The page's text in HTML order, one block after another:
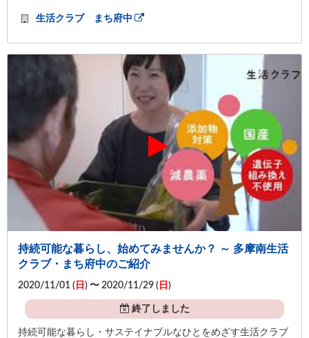
生活クラブ まち府中
持続可能な暮らし、始めてみませんか？ ～ 多摩南生活
クラブ・まち府中のご紹介
2020/11/01 ( 日 ) 〜 2020/11/29 ( 日 )
終了しました
持続可能な暮らし・サステイナブルなひとをめざす生活クラブ